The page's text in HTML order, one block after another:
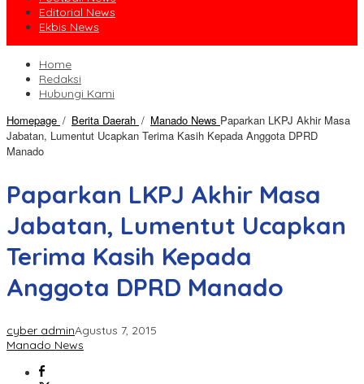
Editorial News
Ekbis News
Home
Redaksi
Hubungi Kami
Homepage / Berita Daerah / Manado News Paparkan LKPJ Akhir Masa
Jabatan, Lumentut Ucapkan Terima Kasih Kepada Anggota DPRD
Manado
Paparkan LKPJ Akhir Masa
Jabatan, Lumentut Ucapkan
Terima Kasih Kepada
Anggota DPRD Manado
cyber adminAgustus 7, 2015
Manado News